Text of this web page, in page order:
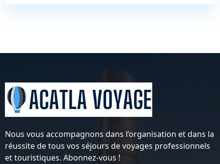
Nous vous accompagnons dans l’organisation et dans la
réussite de tous vos séjours de voyages professionnels
et touristiques. Abonnez-vous !